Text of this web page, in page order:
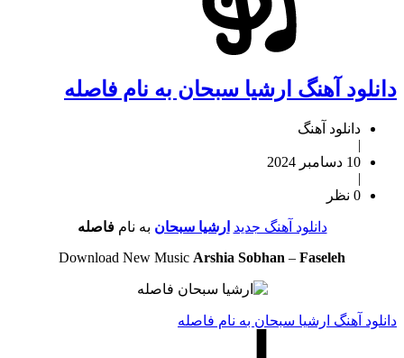
دانلود آهنگ ارشیا سبحان به نام فاصله
دانلود آهنگ
|
10 دسامبر 2024
|
0 نظر
دانلود آهنگ جدید ارشیا سبحان به نامفاصله
Download New Music Arshia Sobhan – Faseleh
دانلود آهنگ ارشیا سبحان به نام فاصله